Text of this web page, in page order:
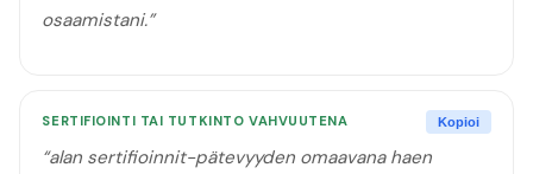
osaamistani.”
SERTIFIOINTI TAI TUTKINTO VAHVUUTENA Kopioi
“alan sertifioinnit-pätevyyden omaavana haen